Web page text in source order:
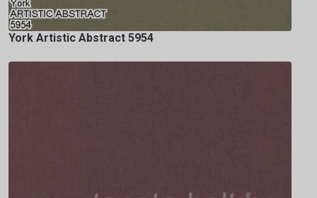
York Artistic Abstract 5954